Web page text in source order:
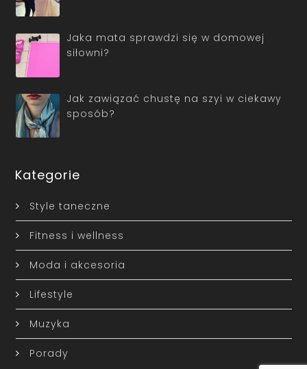
Jaka mata sprawdzi się w domowej
siłowni?
Jak zawiązać chustę na szyi w ciekawy
sposób?
Kategorie
Style taneczne
Fitness i wellness
Moda i akcesoria
Lifestyle
Muzyka
Porady